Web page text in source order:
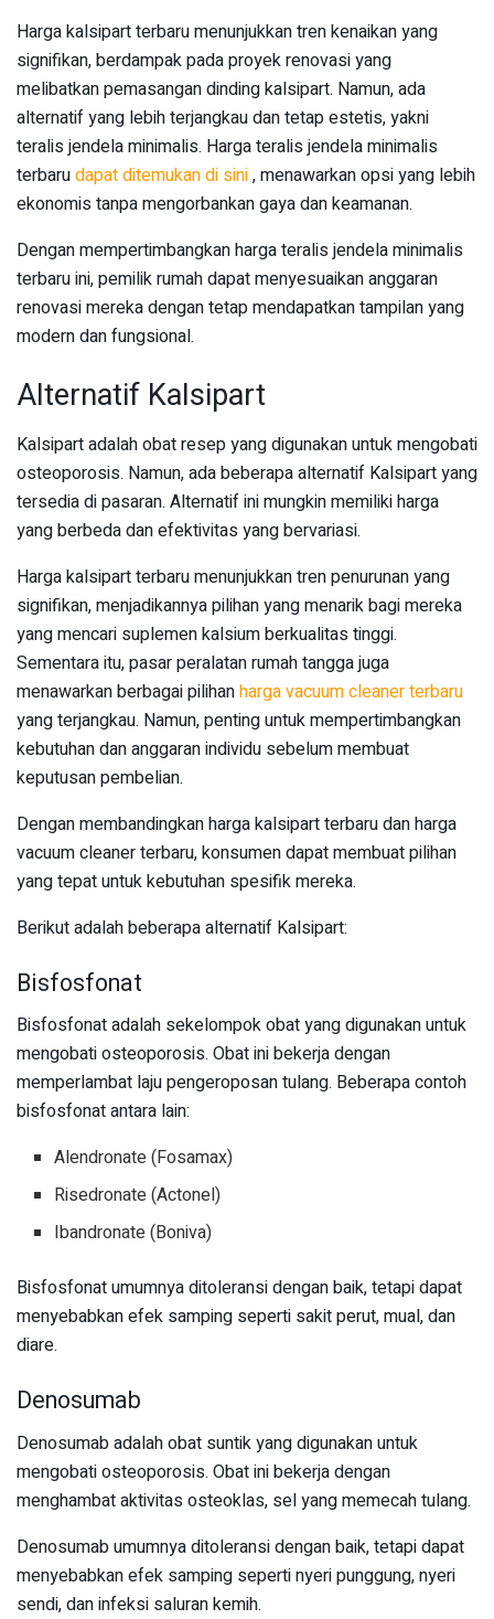
Harga kalsipart terbaru menunjukkan tren kenaikan yang
signifikan, berdampak pada proyek renovasi yang
melibatkan pemasangan dinding kalsipart. Namun, ada
alternatif yang lebih terjangkau dan tetap estetis, yakni
teralis jendela minimalis. Harga teralis jendela minimalis
terbarudapat ditemukan di sini, menawarkan opsi yang lebih
ekonomis tanpa mengorbankan gaya dan keamanan.
Dengan mempertimbangkan harga teralis jendela minimalis
terbaru ini, pemilik rumah dapat menyesuaikan anggaran
renovasi mereka dengan tetap mendapatkan tampilan yang
modern dan fungsional.
Alternatif Kalsipart
Kalsipart adalah obat resep yang digunakan untuk mengobati
osteoporosis. Namun, ada beberapa alternatif Kalsipart yang
tersedia di pasaran. Alternatif ini mungkin memiliki harga
yang berbeda dan efektivitas yang bervariasi.
Harga kalsipart terbaru menunjukkan tren penurunan yang
signifikan, menjadikannya pilihan yang menarik bagi mereka
yang mencari suplemen kalsium berkualitas tinggi.
Sementara itu, pasar peralatan rumah tangga juga
menawarkan berbagai pilihanharga vacuum cleaner terbaru
yang terjangkau. Namun, penting untuk mempertimbangkan
kebutuhan dan anggaran individu sebelum membuat
keputusan pembelian.
Dengan membandingkan harga kalsipart terbaru dan harga
vacuum cleaner terbaru, konsumen dapat membuat pilihan
yang tepat untuk kebutuhan spesifik mereka.
Berikut adalah beberapa alternatif Kalsipart:
Bisfosfonat
Bisfosfonat adalah sekelompok obat yang digunakan untuk
mengobati osteoporosis. Obat ini bekerja dengan
memperlambat laju pengeroposan tulang. Beberapa contoh
bisfosfonat antara lain:
Alendronate (Fosamax)
Risedronate (Actonel)
Ibandronate (Boniva)
Bisfosfonat umumnya ditoleransi dengan baik, tetapi dapat
menyebabkan efek samping seperti sakit perut, mual, dan
diare.
Denosumab
Denosumab adalah obat suntik yang digunakan untuk
mengobati osteoporosis. Obat ini bekerja dengan
menghambat aktivitas osteoklas, sel yang memecah tulang.
Denosumab umumnya ditoleransi dengan baik, tetapi dapat
menyebabkan efek samping seperti nyeri punggung, nyeri
sendi, dan infeksi saluran kemih.